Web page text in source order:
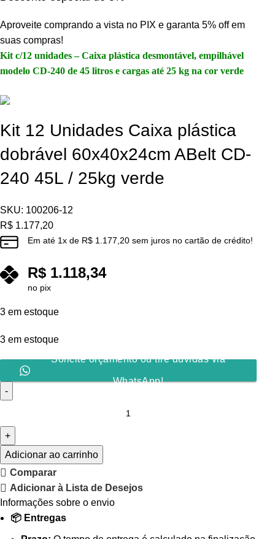
Aproveite comprando a vista no PIX e garanta 5% off em
suas compras!
Kit c/12 unidades – Caixa plástica desmontável, empilhável
modelo CD-240 de 45 litros e cargas até 25 kg na cor verde
Kit 12 Unidades Caixa plástica
dobrável 60x40x24cm ABelt CD-
240 45L / 25kg verde
SKU: 100206-12
R$ 1.177,20
Em até 1x de R$ 1.177,20 sem juros no cartão de crédito!
R$ 1.118,34
no pix
3 em estoque
3 em estoque
Solicite orçamento ou tire dúvidas via
WhatsApp!
Adicionar ao carrinho
Comparar
Adicionar à Lista de Desejos
Informações sobre o envio
📦 Entregas